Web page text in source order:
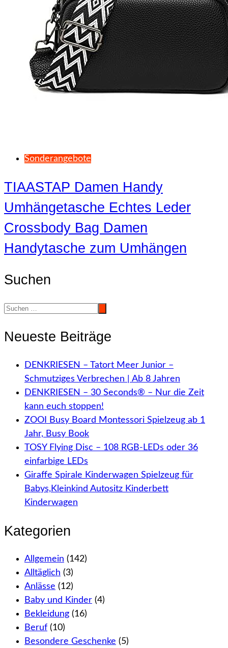
Sonderangebote
TIAASTAP Damen Handy
Umhängetasche Echtes Leder
Crossbody Bag Damen
Handytasche zum Umhängen
Suchen
Neueste Beiträge
DENKRIESEN – Tatort Meer Junior –
Schmutziges Verbrechen | Ab 8 Jahren
DENKRIESEN – 30 Seconds® – Nur die Zeit
kann euch stoppen!
ZOOI Busy Board Montessori Spielzeug ab 1
Jahr, Busy Book
TOSY Flying Disc – 108 RGB-LEDs oder 36
einfarbige LEDs
Giraffe Spirale Kinderwagen Spielzeug für
Babys,Kleinkind Autositz Kinderbett
Kinderwagen
Kategorien
Allgemein (142)
Alltäglich (3)
Anlässe (12)
Baby und Kinder (4)
Bekleidung (16)
Beruf (10)
Besondere Geschenke (5)